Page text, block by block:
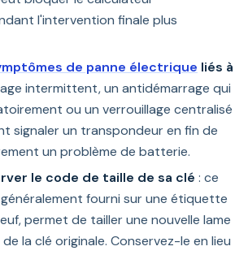
l'intervention finale plus
de panne électrique liés à
intermittent, un antidémarrage qui
ou un verrouillage centralisé
signaler un transpondeur en fin de
un problème de batterie.
le code de taille de sa clé : ce
fourni sur une étiquette
permet de tailler une nouvelle lame
la clé originale. Conservez-le en lieu